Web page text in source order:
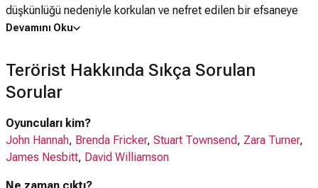
düşkünlüğü nedeniyle korkulan ve nefret edilen bir efsaneye
dönüşür. Şiddet ve intikamın politik bir araç olmaktan çıkıp
cinayetler korkutucudur. Ryan isimli bir gazeteci yaşamını
riske atmak pahasına bu cinayetler üzerindeki esrar perdesini
kaldırmaya kararlıdır. Victor'un düşünceleri netleşmeye
şekillendirdiği bir savaşın kurbanı olur.
Devamını Oku
Terörist Hakkında Sıkça Sorulan
Sorular
Oyuncuları kim?
John Hannah, Brenda Fricker, Stuart Townsend, Zara Turner,
James Nesbitt, David Williamson
Ne zaman çıktı?